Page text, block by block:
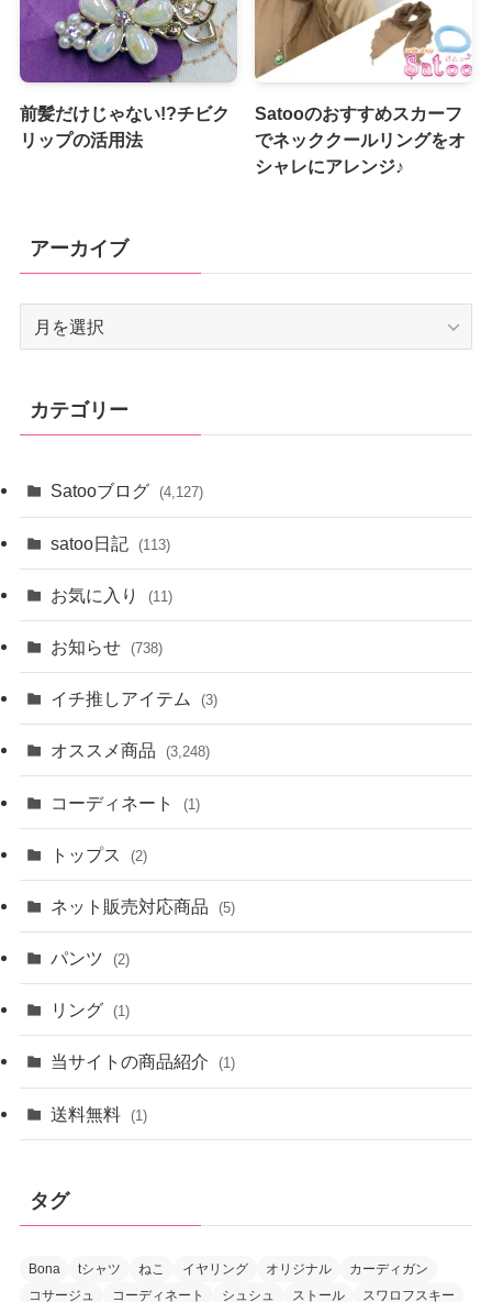
前髪だけじゃない!?チビク
リップの活用法
Satooのおすすめスカーフ
でネッククールリングをオ
シャレにアレンジ♪
アーカイブ
ブ
カテゴリー
Satooブログ (4,127)
satoo日記 (113)
お気に入り (11)
お知らせ (738)
イチ推しアイテム (3)
オススメ商品 (3,248)
コーディネート (1)
トップス (2)
ネット販売対応商品 (5)
パンツ (2)
リング (1)
当サイトの商品紹介 (1)
送料無料 (1)
タグ
Bona tシャツ ねこ イヤリング オリジナル
カーディガン
コサージュ
コーディネート シュシュ ストール スワロフスキー